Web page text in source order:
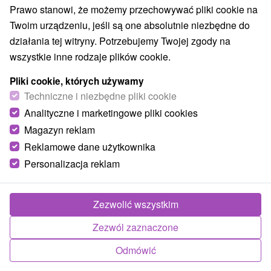
Region turystyczny
Západné Slovensko, Záhorie, Trnavský kraj, Záhorská
nížina, Chvojnická pahorkatina, Zlatnícka dolina
Znalazłeś błąd lub chcesz polecić nam nową atrakcję
Prawo stanowi, że możemy przechowywać pliki cookie na
Twoim urządzeniu, jeśli są one absolutnie niezbędne do
działania tej witryny. Potrzebujemy Twojej zgody na
wszystkie inne rodzaje plików cookie.
Pliki cookie, których używamy
Techniczne i niezbędne pliki cookie
Analityczne i marketingowe pliki cookies
Magazyn reklam
Reklamowe dane użytkownika
Personalizacja reklam
Odmówić
Zezwól zaznaczone
Zezwolić wszystkim